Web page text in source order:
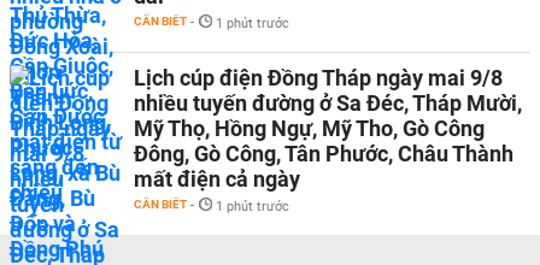
CẦN BIẾT - 1 phút trước
Lịch cúp điện Đồng Tháp ngày mai 9/8
nhiều tuyến đường ở Sa Đéc, Tháp Mười,
Mỹ Thọ, Hồng Ngự, Mỹ Tho, Gò Công
Đông, Gò Công, Tân Phước, Châu Thành
mất điện cả ngày
CẦN BIẾT - 1 phút trước